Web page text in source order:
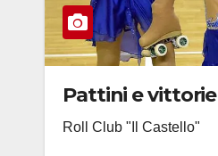
Pattini e vittorie
Roll Club "Il Castello"